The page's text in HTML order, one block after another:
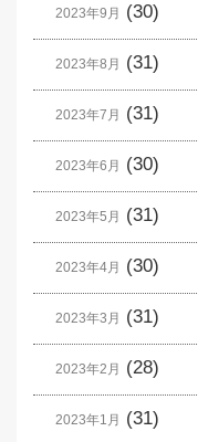
2023年9月 (30)
2023年8月 (31)
2023年7月 (31)
2023年6月 (30)
2023年5月 (31)
2023年4月 (30)
2023年3月 (31)
2023年2月 (28)
2023年1月 (31)